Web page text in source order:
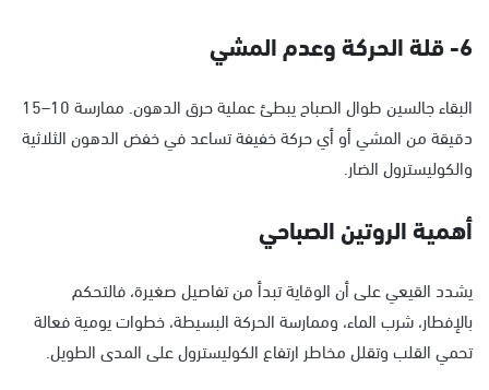
6- قلة الحركة وعدم المشي
البقاء جالسين طوال الصباح يبطئ عملية حرق الدهون. ممارسة 10–15
دقيقة من المشي أو أي حركة خفيفة تساعد في خفض الدهون الثلاثية
والكوليسترول الضار.
أهمية الروتين الصباحي
يشدد القيعي على أن الوقاية تبدأ من تفاصيل صغيرة، فالتحكم
بالإفطار، شرب الماء، وممارسة الحركة البسيطة، خطوات يومية فعالة
تحمي القلب وتقلل مخاطر ارتفاع الكوليسترول على المدى الطويل.